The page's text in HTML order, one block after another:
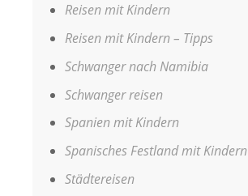
Reisen mit Kindern
Reisen mit Kindern – Tipps
Schwanger nach Namibia
Schwanger reisen
Spanien mit Kindern
Spanisches Festland mit Kindern
Städtereisen